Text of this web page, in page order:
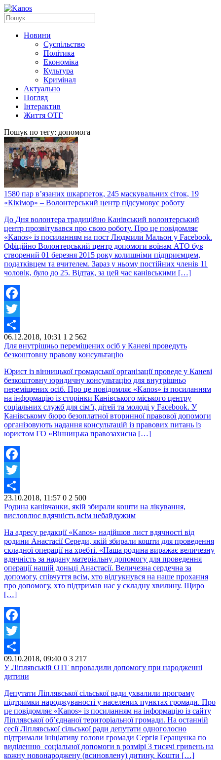
Новини
Суспільство
Політика
Економіка
Культура
Кримінал
Актуально
Погляд
Інтерактив
Життя ОТГ
Пошук по тегу: допомога
1580 пар в’язаних шкарпеток, 245 маскувальних сіток, 19
«Кікімор» – Волонтерський центр підсумовує роботу
До Дня волонтера традиційно Канівський волонтерський
центр прозвітувався про свою роботу. Про це повідомляє
«Kanos» із посиланням на пост Людмили Мальон у Facebook.
Офіційно Волонтерський центр допомоги воїнам АТО був
створений 01 березня 2015 року колишніми підприємцем,
податківцем та вчителем. Зараз у ньому постійних членів 11
чоловік, було до 25. Відтак, за цей час канівськими […]
Facebook
Twitter
Share
06.12.2018, 10:31 1 2 562
Для внутрішньо переміщених осіб у Каневі проведуть
безкоштовну правову консультацію
Юрист із вінницької громадської організації проведе у Каневі
безкоштовну юридичну консультацію для внутрішньо
переміщених осіб. Про це повідомляє «Kanos» із посиланням
на інформацію із сторінки Канівського міського центру
соціальних служб для сім’ї, дітей та молоді у Facebook. У
Канівському бюро безоплатної вторинної правової допомоги
організовують надання консультацій із правових питань із
юристом ГО «Вінницька правозахисна […]
Facebook
Twitter
Share
23.10.2018, 11:57 0 2 500
Родина канівчанки, якій збирали кошти на лікування,
висловлює вдячність всім небайдужим
На адресу редакції «Kanos» надійшов лист вдячності від
родини Анастасії Середи, якій збирали кошти для проведення
складної операції на хребті. «Наша родина виражає величезну
вдячність за надану матеріальну допомогу для проведення
операції нашій доньці Анастасії. Величезна сердечна за
допомогу, співчуття всім, хто відгукнувся на наше прохання
про допомогу, хто підтримав нас у складну хвилину. Щиро
[…]
Facebook
Twitter
Share
09.10.2018, 09:40 0 3 217
У Ліплявській ОТГ впровадили допомогу при народженні
дитини
Депутати Ліплявської сільської ради ухвалили програму
підтримки народжуваності у населених пунктах громади. Про
це повідомляє «Kanos» із посиланням на інформацію із сайту
Ліплявської об’єднаної територіальної громади. На останній
сесії Ліплявської сільської ради депутати одноголосно
підтримали ініціативу голови громади Сергія Геращенка по
виділенню соціальної допомоги в розмірі 3 тисячі гривень на
кожну новонароджену (всиновлену) дитину. Кошти […]